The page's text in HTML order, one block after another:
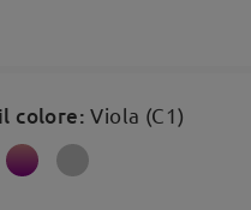
colore:Viola (C1)